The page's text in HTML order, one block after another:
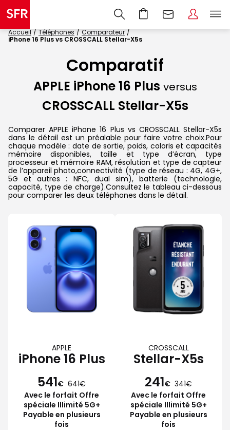
Accueil Téléphones
Comparateur
iPhone 16 Plus vs CROSSCALL Stellar-X5s
Comparatif
APPLE iPhone 16 Plus versus
CROSSCALL Stellar-X5s
Comparer APPLE iPhone 16 Plus vs CROSSCALL Stellar-X5s
dans le détail est un préalable pour faire votre choix.Pour
chaque modèle : date de sortie, poids, coloris et capacités
mémoire disponibles, taille et type d’écran, type
processeur et mémoire RAM, résolution et type de capteur
de l’appareil photo,connectivité (type de réseau : 4G, 4G+,
5G et autres : NFC, dual sim), batterie (technologie,
capacité, type de charge).Consultez le tableau ci-dessous
pour comparer les deux téléphones dans le détail.
APPLE
iPhone 16 Plus
541€ 641
Avec le forfait Offre
spéciale Illimité 5G+
Payable en plusieurs
fois
CROSSCALL
Stellar-X5s
241€ 341
Avec le forfait Offre
spéciale Illimité 5G+
Payable en plusieurs
fois